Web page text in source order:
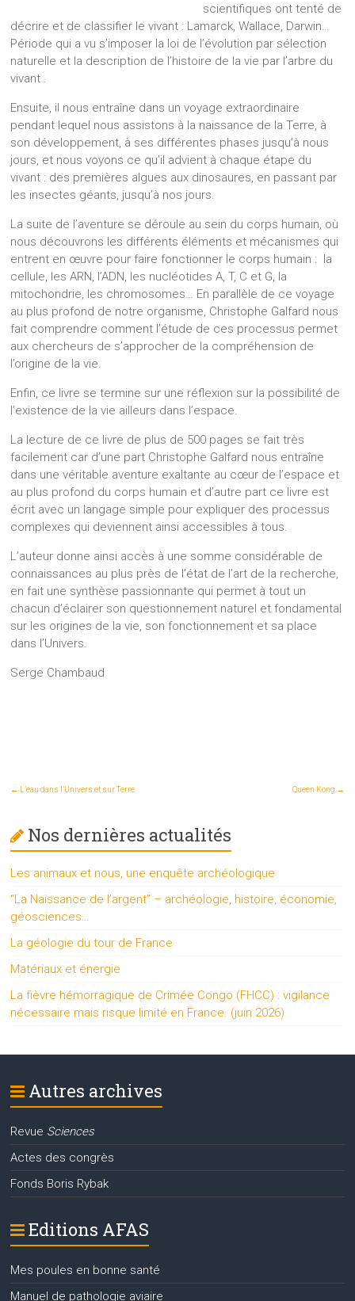
scientifiques ont tenté de
décrire et de classifier le vivant : Lamarck, Wallace, Darwin…
Période qui a vu s’imposer la loi de l’évolution par sélection
naturelle et la description de l’histoire de la vie par l’arbre du
vivant .
Ensuite, il nous entraîne dans un voyage extraordinaire
pendant lequel nous assistons à la naissance de la Terre, à
son développement, à ses différentes phases jusqu’à nous
jours, et nous voyons ce qu’il advient à chaque étape du
vivant : des premières algues aux dinosaures, en passant par
les insectes géants, jusqu’à nos jours.
La suite de l’aventure se déroule au sein du corps humain, où
nous découvrons les différents éléments et mécanismes qui
entrent en œuvre pour faire fonctionner le corps humain : la
cellule, les ARN, l’ADN, les nucléotides A, T, C et G, la
mitochondrie, les chromosomes… En parallèle de ce voyage
au plus profond de notre organisme, Christophe Galfard nous
fait comprendre comment l’étude de ces processus permet
aux chercheurs de s’approcher de la compréhension de
l’origine de la vie.
Enfin, ce livre se termine sur une réflexion sur la possibilité de
l’existence de la vie ailleurs dans l’espace.
La lecture de ce livre de plus de 500 pages se fait très
facilement car d’une part Christophe Galfard nous entraîne
dans une véritable aventure exaltante au cœur de l’espace et
au plus profond du corps humain et d’autre part ce livre est
écrit avec un langage simple pour expliquer des processus
complexes qui deviennent ainsi accessibles à tous.
L’auteur donne ainsi accès à une somme considérable de
connaissances au plus près de l’état de l’art de la recherche,
en fait une synthèse passionnante qui permet à tout un
chacun d’éclairer son questionnement naturel et fondamental
sur les origines de la vie, son fonctionnement et sa place
dans l’Univers.
Serge Chambaud
← L’eau dans l’Univers et sur Terre Queen Kong →
Nos dernières actualités
Les animaux et nous, une enquête archéologique
“La Naissance de l’argent” – archéologie, histoire, économie,
géosciences…
La géologie du tour de France
Matériaux et énergie
La fièvre hémorragique de Crimée Congo (FHCC) : vigilance
nécessaire mais risque limité en France. (juin 2026)
Autres archives
Revue Sciences
Actes des congrès
Fonds Boris Rybak
Editions AFAS
Mes poules en bonne santé
Manuel de pathologie aviaire